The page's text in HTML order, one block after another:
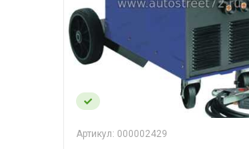
Артикул: 000002429